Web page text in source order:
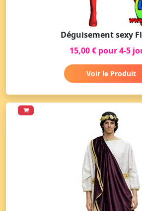
Déguisement sexy
15,00 € pour 4-5
Voir le Produit